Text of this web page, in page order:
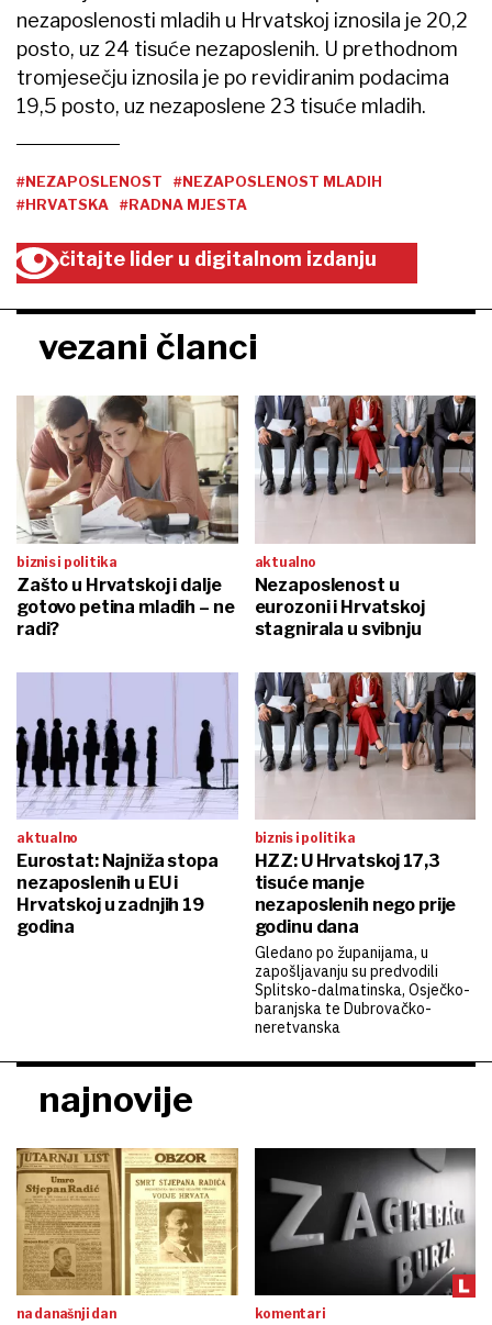
nezaposlenosti mladih u Hrvatskoj iznosila je 20,2
posto, uz 24 tisuće nezaposlenih. U prethodnom
tromjesečju iznosila je po revidiranim podacima
19,5 posto, uz nezaposlene 23 tisuće mladih.
#NEZAPOSLENOST
#NEZAPOSLENOST MLADIH
#HRVATSKA
#RADNA MJESTA
čitajte lider u digitalnom izdanju
vezani članci
biznis i politika
Zašto u Hrvatskoj i dalje
gotovo petina mladih – ne
radi?
aktualno
Nezaposlenost u
eurozoni i Hrvatskoj
stagnirala u svibnju
aktualno
Eurostat: Najniža stopa
nezaposlenih u EU i
Hrvatskoj u zadnjih 19
godina
biznis i politika
HZZ: U Hrvatskoj 17,3
tisuće manje
nezaposlenih nego prije
godinu dana
Gledano po županijama, u
zapošljavanju su predvodili
Splitsko-dalmatinska, Osječko-
baranjska te Dubrovačko-
neretvanska
najnovije
na današnji dan komentari